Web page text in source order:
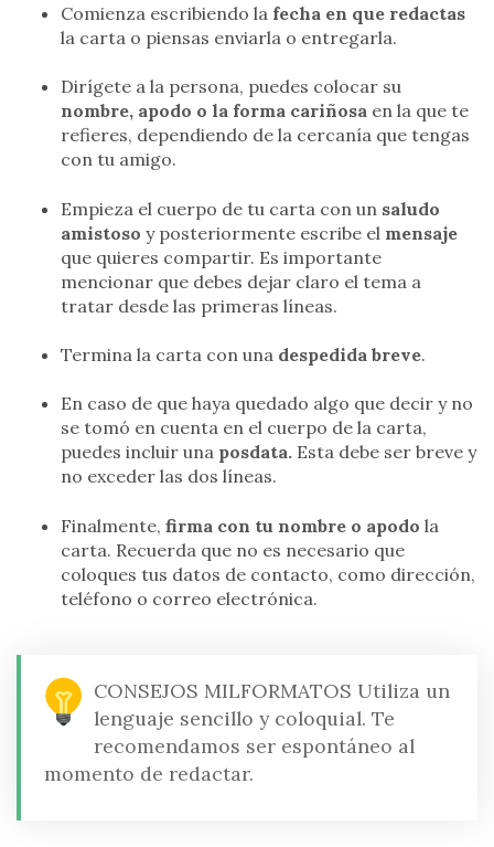
Comienza escribiendo la fecha en que redactas
la carta o piensas enviarla o entregarla.
Dirígete a la persona, puedes colocar su
nombre, apodo o la forma cariñosa en la que te
refieres, dependiendo de la cercanía que tengas
con tu amigo.
Empieza el cuerpo de tu carta con un saludo
amistoso y posteriormente escribe el mensaje
que quieres compartir. Es importante
mencionar que debes dejar claro el tema a
tratar desde las primeras líneas.
Termina la carta con una despedida breve.
En caso de que haya quedado algo que decir y no
se tomó en cuenta en el cuerpo de la carta,
puedes incluir una posdata. Esta debe ser breve y
no exceder las dos líneas.
Finalmente, firma con tu nombre o apodo la
carta. Recuerda que no es necesario que
coloques tus datos de contacto, como dirección,
teléfono o correo electrónica.
CONSEJOS MILFORMATOS Utiliza un
lenguaje sencillo y coloquial. Te
recomendamos ser espontáneo al
momento de redactar.